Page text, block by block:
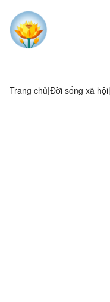
Trang chủ Đời sống xã hội